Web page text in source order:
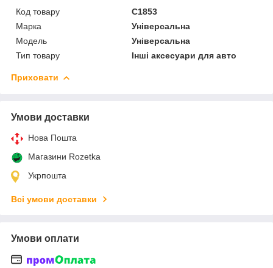
Код товару
C1853
Марка
Універсальна
Мoдель
Універсальна
Тип товару
Інші аксесуари для авто
Приховати
Умови доставки
Нова Пошта
Магазини Rozetka
Укрпошта
Всі умови доставки
Умови оплати